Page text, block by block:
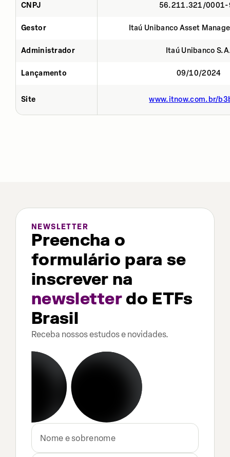
CNPJ 56.211.321/
Gestor Itaú Unibanco Asset
Administrador Itaú Unibanco
Lançamento 09/10/2024
Site www.itnow.com.br/
NEWSLETTER
Preencha o
formulário para se
inscrever na
newsletterdo ETFs
Brasil
Receba nossos estudos e novidades.